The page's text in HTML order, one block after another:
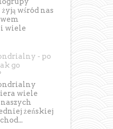
wśród nas
i wiele
- po
go
wiele
żeńskiej